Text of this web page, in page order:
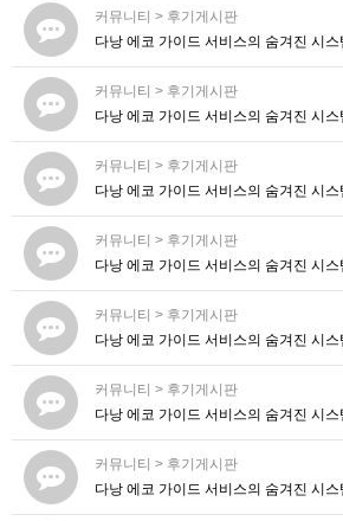
커뮤니티 > 후기게시판
다낭 에코 가이드 서비스의 숨겨진 시
커뮤니티 > 후기게시판
다낭 에코 가이드 서비스의 숨겨진 시
커뮤니티 > 후기게시판
다낭 에코 가이드 서비스의 숨겨진 시
커뮤니티 > 후기게시판
다낭 에코 가이드 서비스의 숨겨진 시
커뮤니티 > 후기게시판
다낭 에코 가이드 서비스의 숨겨진 시
커뮤니티 > 후기게시판
다낭 에코 가이드 서비스의 숨겨진 시
커뮤니티 > 후기게시판
다낭 에코 가이드 서비스의 숨겨진 시